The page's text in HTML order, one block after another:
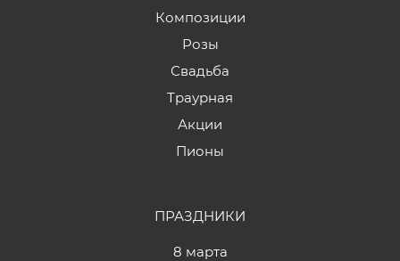
Композиции
Розы
Свадьба
Траурная
Акции
Пионы
ПРАЗДНИКИ
8 марта